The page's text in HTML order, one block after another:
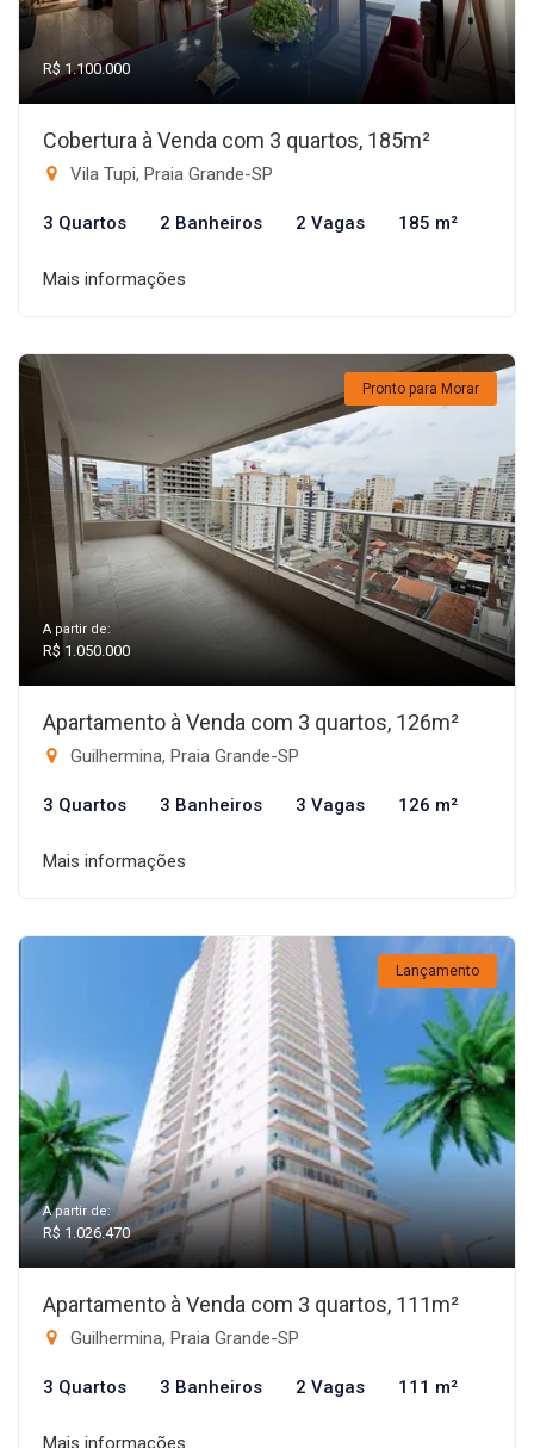
R$ 1.100.000
Cobertura à Venda com 3 quartos, 185m²
Vila Tupi, Praia Grande-SP
3 Quartos 2 Banheiros 2 Vagas 185 m²
Mais informações
Pronto para Morar
A partir de:
R$ 1.050.000
Apartamento à Venda com 3 quartos, 126m²
Guilhermina, Praia Grande-SP
3 Quartos 3 Banheiros 3 Vagas 126 m²
Mais informações
Lançamento
A partir de:
R$ 1.026.470
Apartamento à Venda com 3 quartos, 111m²
Guilhermina, Praia Grande-SP
3 Quartos 3 Banheiros 2 Vagas 111 m²
Mais informações